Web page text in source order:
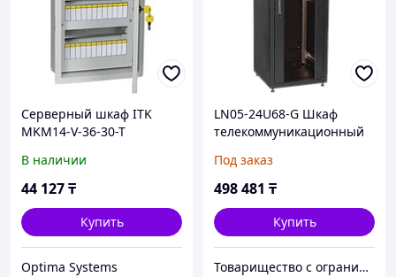
Серверный шкаф ITK
MKM14-V-36-30-T
В наличии
44 127₸
Купить
Optima Systems
LN05-24U68-G Шкаф
телекоммуникационный
Под заказ
498 481 ₸
Купить
Товарищество с ограниченной ответственностью "Nabludenie.kz"